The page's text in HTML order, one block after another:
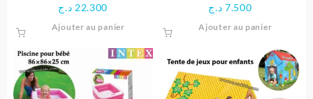
22.300 د.ج
Ajouter au panier
Intex
7.500 د.ج
Ajouter au panier